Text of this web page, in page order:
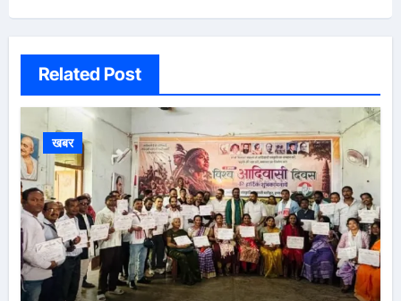
Related Post
खबर